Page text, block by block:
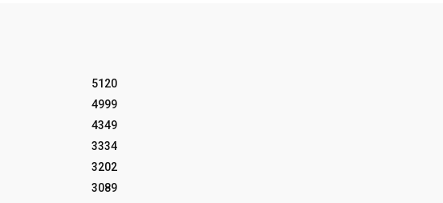
5120
4999
4349
3334
3202
3089